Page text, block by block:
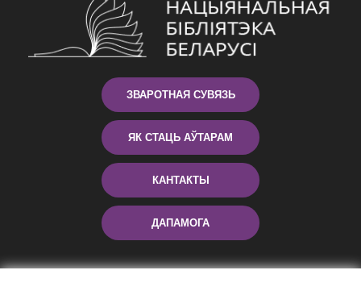
ЗВАРОТНАЯ СУВЯЗЬ
ЯК СТАЦЬ АЎТАРАМ
КАНТАКТЫ
ДАПАМОГА